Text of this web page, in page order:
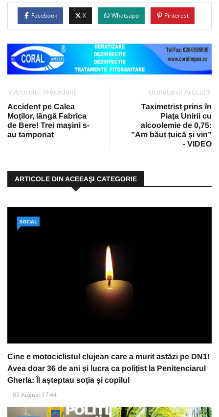
Facebook X Whatsapp Pinterest
Articolul Precedent
Accident pe Calea
Moților, lângă Fabrica
de Bere! Trei mașini s-
au tamponat
Urmatorul Articol
Taximetrist prins în
Piața Unirii cu
alcoolemie de 0,75:
”Am băut țuică și vin”
- VIDEO
ARTICOLE DIN ACEEAŞI CATEGORIE
SOCIAL
Cine e motociclistul clujean care a murit astăzi pe DN1!
Avea doar 36 de ani și lucra ca polițist la Penitenciarul
Gherla: Îl așteptau soția și copilul
05 August 17:44